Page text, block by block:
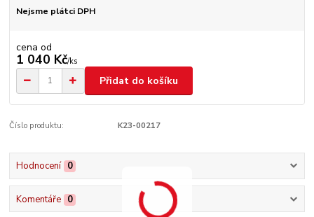
Nejsme plátci DPH
cena od
1 040 Kč/ks
Přidat do košíku
Číslo produktu: K23-00217
Hodnocení 0
Komentáře 0